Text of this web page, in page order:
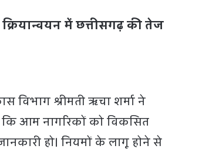
में छत्तीसगढ़ की तेज
विभाग श्रीमती ऋचा शर्मा ने
कि आम नागरिकों को विकसित
हो। नियमों के लागू होने से